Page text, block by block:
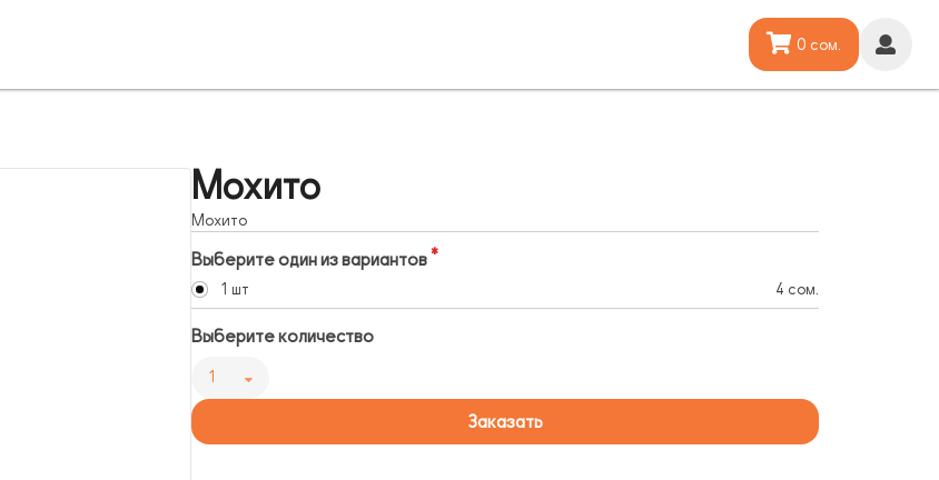
0 сом.
Мохито
Мохито
Выберите один из вариантов
1 шт 4 сом.
Выберите количество
1
Заказать